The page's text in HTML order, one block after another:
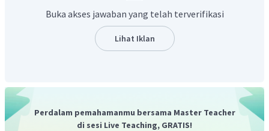
tersebut terbawa oleh angin dan jatuh sebagai hujan atau
butiran es (presipitasi) di wilayah pegunungan yang
membentuk gletser, mengalir masuk ke sungai, dan
panjang.
Buka akses jawaban yang telah terverifikasi
Lihat Iklan
Perdalam pemahamanmu bersama Master Teacher
di sesi Live Teaching, GRATIS!